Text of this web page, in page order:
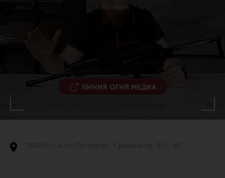
стрелков!
ЛИНИЯ ОГНЯ МЕДИА
199406, Санкт-Петербург, Средний пр. В.О., 85